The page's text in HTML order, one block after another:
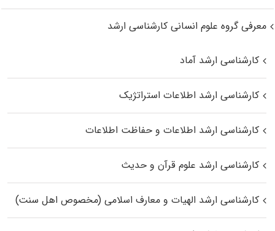
معرفی گروه علوم انسانی کارشناسی ارشد
کارشناسی ارشد آماد
کارشناسی ارشد اطلاعات استراتژیک
کارشناسی ارشد اطلاعات و حفاظت اطلاعات
کارشناسی ارشد علوم قرآن و حدیث
کارشناسی ارشد الهیات و معارف اسلامی (مخصوص اهل سنت)